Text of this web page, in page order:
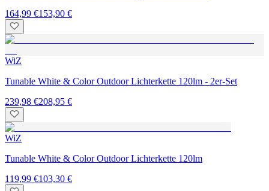
164,99 €153,90 €
WiZ
Tunable White & Color Outdoor Lichterkette 120lm - 2er-Set
239,98 €208,95 €
WiZ
Tunable White & Color Outdoor Lichterkette 120lm
119,99 €103,30 €